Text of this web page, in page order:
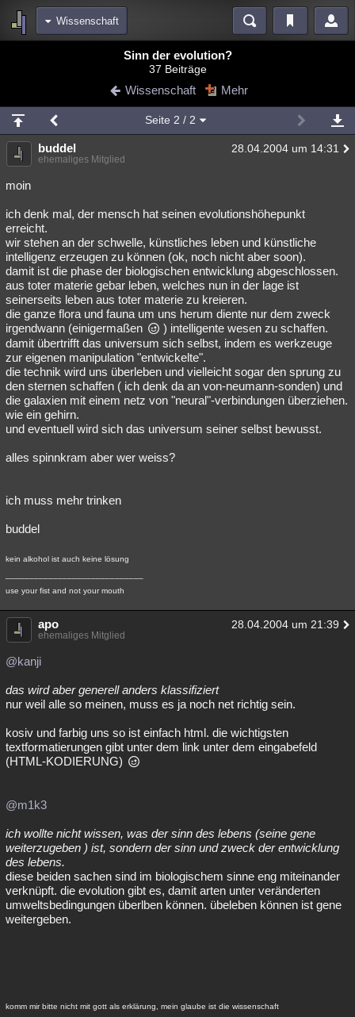
Wissenschaft
Blogs
Chat Wiki Neuigkeiten
meine Rubriken
Menschen Mystery Kriminalfälle
Spiritualität
Natur Umfragen Unterhaltung
weitere Rubriken
Philosophie Träume Orte Esoterik Literatur
Astronomie Helpdesk Gruppen Gaming Filme
Musik Clash Verbesserungen Allmystery English
Übersichten
Besucht Teilgenommen Alle Neue Geschlossen
Lesenswert Schlüsselwörter
Sinn der evolution?
37 Beiträge
Wissenschaft Mehr
Seite 2 / 2
buddel 28.04.2004 um 14:31
ehemaliges Mitglied
moin
ich denk mal, der mensch hat seinen evolutionshöhepunkt
erreicht.
wir stehen an der schwelle, künstliches leben und künstliche
intelligenz erzeugen zu können (ok, noch nicht aber soon).
damit ist die phase der biologischen entwicklung abgeschlossen.
aus toter materie gebar leben, welches nun in der lage ist
seinerseits leben aus toter materie zu kreieren.
die ganze flora und fauna um uns herum diente nur dem zweck
irgendwann (einigermaßen
) intelligente wesen zu schaffen.
damit übertrifft das universum sich selbst, indem es werkzeuge
zur eigenen manipulation "entwickelte".
die technik wird uns überleben und vielleicht sogar den sprung zu
den sternen schaffen ( ich denk da an von-neumann-sonden) und
die galaxien mit einem netz von "neural"-verbindungen überziehen.
wie ein gehirn.
und eventuell wird sich das universum seiner selbst bewusst.
alles spinnkram aber wer weiss?
ich muss mehr trinken
buddel
kein alkohol ist auch keine lösung
use your fist and not your mouth
apo 28.04.2004 um 21:39
ehemaliges Mitglied
@kanji
das wird aber generell anders klassifiziert
nur weil alle so meinen, muss es ja noch net richtig sein.
kosiv und farbig uns so ist einfach html. die wichtigsten
textformatierungen gibt unter dem link unter dem eingabefeld
(HTML-KODIERUNG)
@m1k3
ich wollte nicht wissen, was der sinn des lebens (seine gene
weiterzugeben ) ist, sondern der sinn und zweck der entwicklung
des lebens.
diese beiden sachen sind im biologischem sinne eng miteinander
verknüpft. die evolution gibt es, damit arten unter veränderten
umweltsbedingungen überlben können. übeleben können ist gene
weitergeben.
komm mir bitte nicht mit gott als erklärung, mein glaube ist die wissenschaft